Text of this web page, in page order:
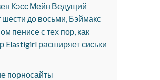
Кэсс Мейн Ведущий
шести до восьми, Бэймакс
пенисе с тех пор, как
Elastigirl расширяет сиськи
порносайты